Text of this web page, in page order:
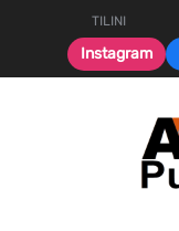
TILINI
Instagram